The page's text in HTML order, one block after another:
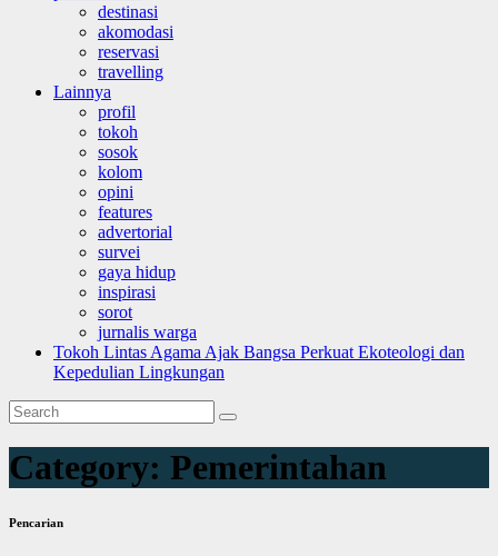
destinasi
akomodasi
reservasi
travelling
Lainnya
profil
tokoh
sosok
kolom
opini
features
advertorial
survei
gaya hidup
inspirasi
sorot
jurnalis warga
Tokoh Lintas Agama Ajak Bangsa Perkuat Ekoteologi dan
Kepedulian Lingkungan
Category: Pemerintahan
Pencarian